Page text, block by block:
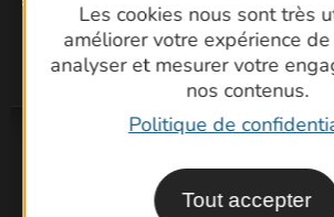
Les cookies nous sont très
améliorer votre expérience
analyser et mesurer votre
nos contenus.
Politique de
Tout accepter